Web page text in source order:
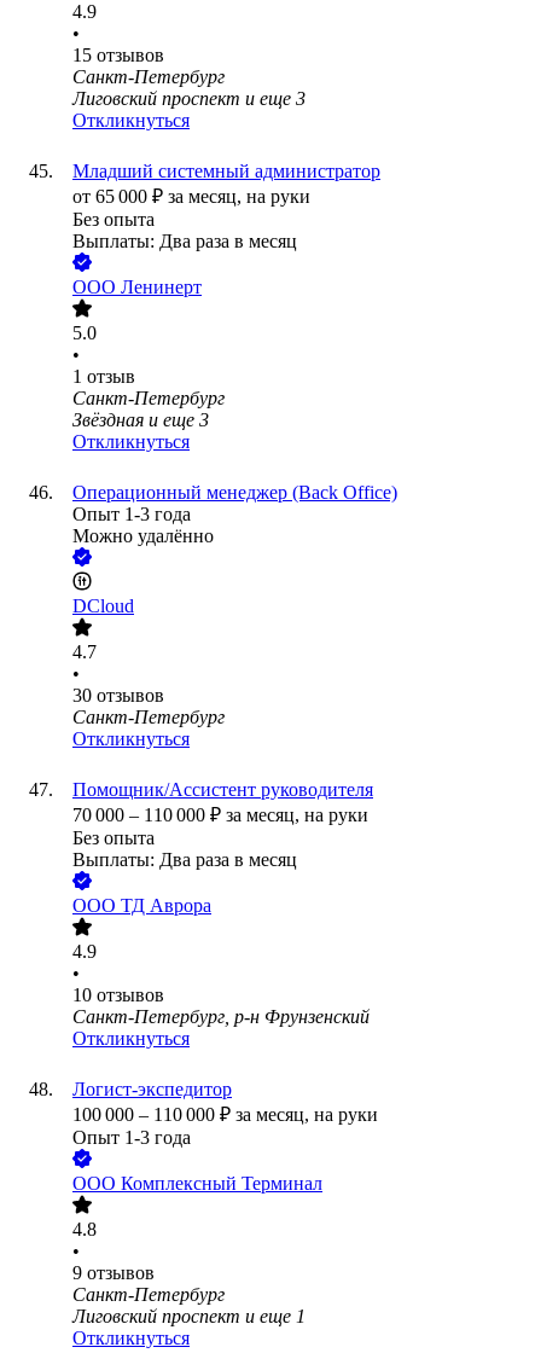
4.9
•
15 отзывов
Санкт-Петербург
Лиговский проспект и еще 3
Откликнуться
Младший системный администратор
от 65 000 ₽ за месяц, на руки
Без опыта
Выплаты: Два раза в месяц
ООО Ленинерт
5.0
•
1 отзыв
Санкт-Петербург
Звёздная и еще 3
Откликнуться
Операционный менеджер (Back Office)
Опыт 1-3 года
Можно удалённо
DCloud
4.7
•
30 отзывов
Санкт-Петербург
Откликнуться
Помощник/Ассистент руководителя
70 000 – 110 000 ₽ за месяц, на руки
Без опыта
Выплаты: Два раза в месяц
ООО ТД Аврора
4.9
•
10 отзывов
Санкт-Петербург, р-н Фрунзенский
Откликнуться
Логист-экспедитор
100 000 – 110 000 ₽ за месяц, на руки
Опыт 1-3 года
ООО Комплексный Терминал
4.8
•
9 отзывов
Санкт-Петербург
Лиговский проспект и еще 1
Откликнуться